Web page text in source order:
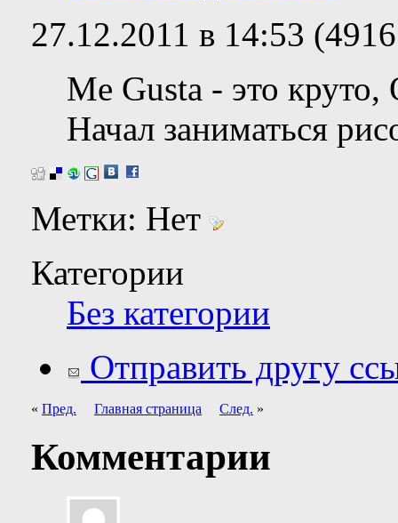
27.12.2011 в 14:53
Me Gusta - это
Начал заниматься
Метки: Нет
Категории
Без категории
Отправить другу
« Пред. Главная страница След. »
Комментарии